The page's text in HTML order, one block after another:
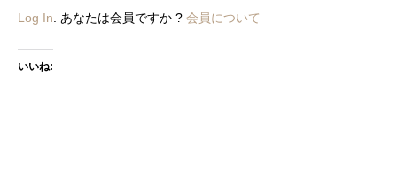
Log In . あなたは会員ですか ? 会員について
いいね: